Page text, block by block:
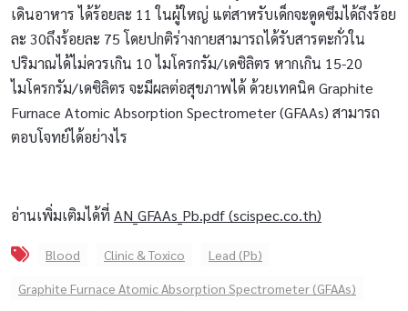
เดินอาหาร ได้ร้อยละ 11 ในผู้ใหญ่ แต่สาหรับเด็กจะดูดซึมได้ถึงร้อย
ละ 30ถึงร้อยละ 75 โดยปกติร่างกายสามารถได้รับสารตะกั่วใน
ปริมาณได้ไม่ควรเกิน 10 ไมโครกรัม/เดซิลิตร หากเกิน 15-20
ไมโครกรัม/เดซิลิตร จะมีผลต่อสุขภาพได้ ด้วยเทคนิค Graphite
Furnace Atomic Absorption Spectrometer (GFAAs) สามารถ
ตอบโจทย์ได้อย่างไร
อ่านเพิ่มเติมได้ที่ AN_GFAAs_Pb.pdf (scispec.co.th)
Blood Clinic & Toxico Lead (Pb)
Graphite Furnace Atomic Absorption Spectrometer (GFAAs)